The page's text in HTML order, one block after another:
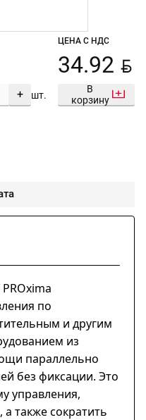
+ шт.
ЦЕНА С НДС
34.92 BYN
В
корзину
по
и другим
из
параллельно
без фиксации. Это
управления,
также сократить